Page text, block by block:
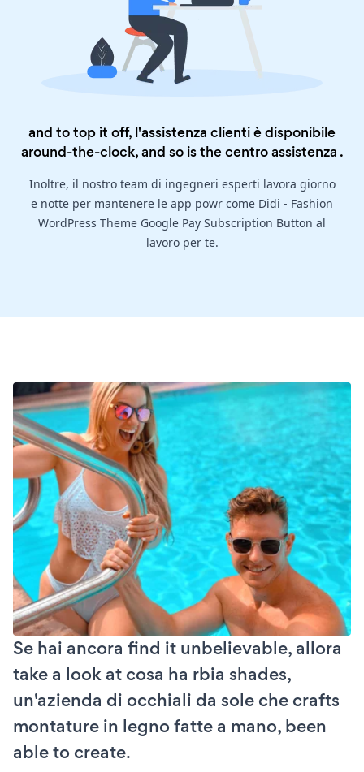
and to top it off, l'assistenza clienti è disponibile
around-the-clock, and so is thecentro assistenza .
Inoltre, il nostro team di ingegneri esperti lavora giorno
e notte per mantenere le app powr come Didi - Fashion
WordPress Theme Google Pay Subscription Button al
lavoro per te.
Se hai ancora find it unbelievable, allora
take a look at cosa ha rbia shades,
un'azienda di occhiali da sole che crafts
montature in legno fatte a mano, been
able to create.